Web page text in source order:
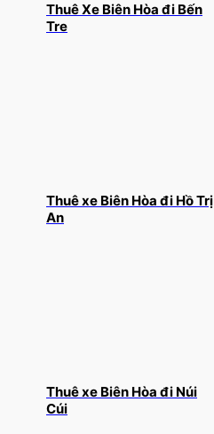
Thuê Xe Biên Hòa đi Bến
Tre
Thuê xe Biên Hòa đi Hồ Trị
An
Thuê xe Biên Hòa đi Núi
Cúi